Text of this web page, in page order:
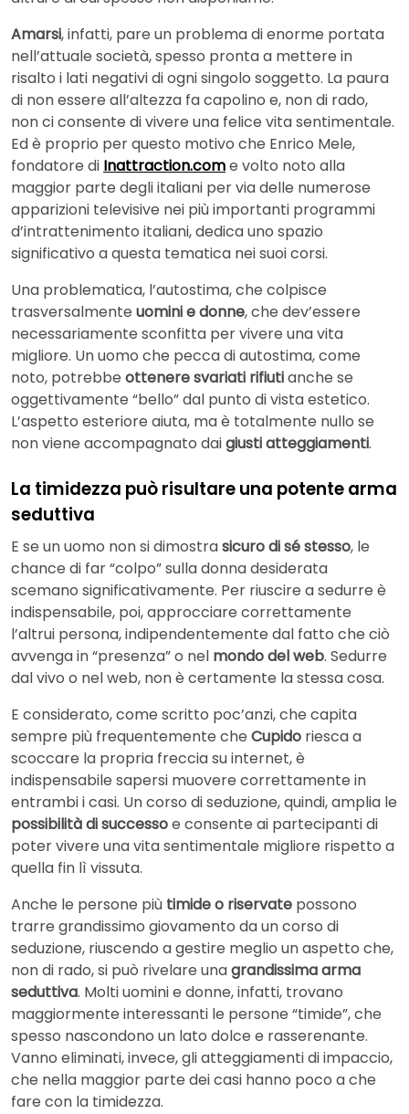
Amarsi, infatti, pare un problema di enorme portata
nell’attuale società, spesso pronta a mettere in
risalto i lati negativi di ogni singolo soggetto. La paura
di non essere all’altezza fa capolino e, non di rado,
non ci consente di vivere una felice vita sentimentale.
Ed è proprio per questo motivo che Enrico Mele,
fondatore di Inattraction.come volto noto alla
maggior parte degli italiani per via delle numerose
apparizioni televisive nei più importanti programmi
d’intrattenimento italiani, dedica uno spazio
significativo a questa tematica nei suoi corsi.
Una problematica, l’autostima, che colpisce
trasversalmente uomini e donne, che dev’essere
necessariamente sconfitta per vivere una vita
migliore. Un uomo che pecca di autostima, come
noto, potrebbe ottenere svariati rifiutianche se
oggettivamente “bello” dal punto di vista estetico.
L’aspetto esteriore aiuta, ma è totalmente nullo se
non viene accompagnato daigiusti atteggiamenti.
La timidezza può risultare una potente arma
seduttiva
E se un uomo non si dimostrasicuro di sé stesso, le
chance di far “colpo” sulla donna desiderata
scemano significativamente. Per riuscire a sedurre è
indispensabile, poi, approcciare correttamente
l’altrui persona, indipendentemente dal fatto che ciò
avvenga in “presenza” o nel mondo del web. Sedurre
dal vivo o nel web, non è certamente la stessa cosa.
E considerato, come scritto poc’anzi, che capita
sempre più frequentemente che Cupido riesca a
scoccare la propria freccia su internet, è
indispensabile sapersi muovere correttamente in
entrambi i casi. Un corso di seduzione, quindi, amplia le
possibilità di successoe consente ai partecipanti di
poter vivere una vita sentimentale migliore rispetto a
quella fin lì vissuta.
Anche le persone più timide o riservate possono
trarre grandissimo giovamento da un corso di
seduzione, riuscendo a gestire meglio un aspetto che,
non di rado, si può rivelare unagrandissima arma
seduttiva. Molti uomini e donne, infatti, trovano
maggiormente interessanti le persone “timide”, che
spesso nascondono un lato dolce e rasserenante.
Vanno eliminati, invece, gli atteggiamenti di impaccio,
che nella maggior parte dei casi hanno poco a che
fare con la timidezza.